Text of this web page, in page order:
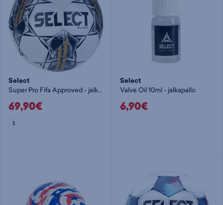
Select
Super Pro Fifa Approved - jalkapallo
69,90€
5
Select
Valve Oil 10ml - jalkapallo
6,90€